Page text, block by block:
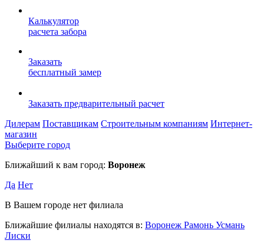
Калькулятор
расчета забора
Заказать
бесплатный замер
Заказать предварительный расчет
Дилерам Поставщикам Строительным компаниям Интернет-
магазин
Выберите город
Ближайший к вам город: Воронеж
Да Нет
В Вашем городе нет филиала
Ближайшие филиалы находятся в: Воронеж Рамонь Усмань
Лиски